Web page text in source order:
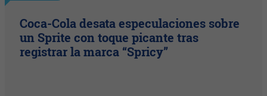
Coca-Cola desata especulaciones sobre
un Sprite con toque picante tras
registrar la marca “Spricy”